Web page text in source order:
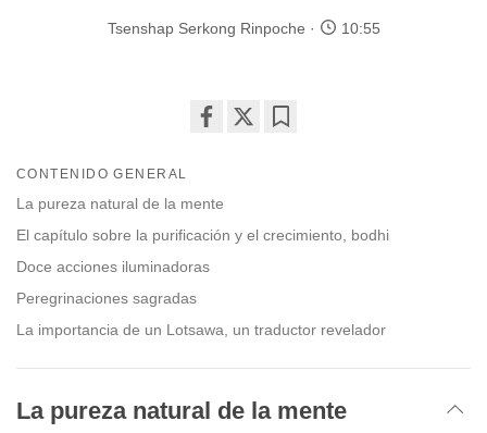
Tsenshap Serkong Rinpoche 10:55
facebook
CONTENIDO GENERAL
La pureza natural de la mente
El capítulo sobre la purificación y el crecimiento, bodhi
Doce acciones iluminadoras
Peregrinaciones sagradas
La importancia de un Lotsawa, un traductor revelador
La pureza natural de la mente